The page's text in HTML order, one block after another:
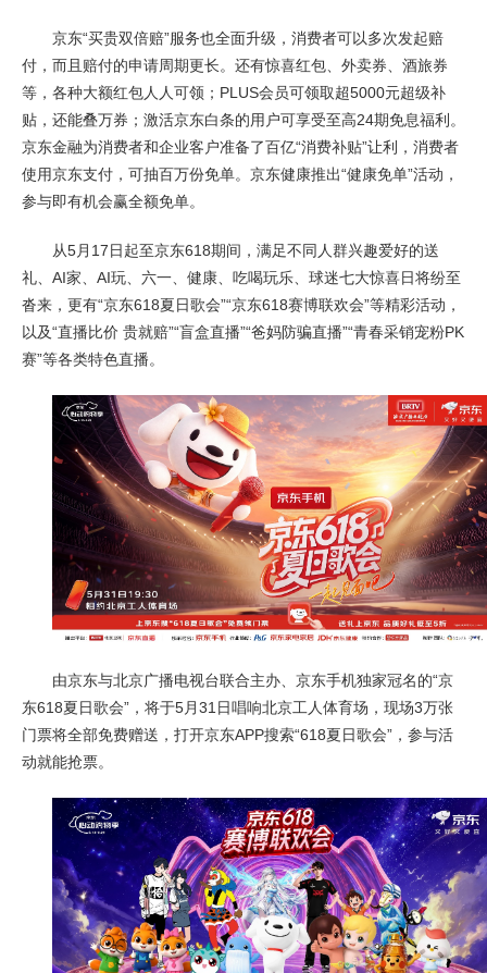
京东“买贵双倍赔”服务也全面升级，消费者可以多次发起赔
付，而且赔付的申请周期更长。还有惊喜红包、外卖券、酒旅券
等，各种大额红包人人可领；PLUS会员可领取超5000元超级补
贴，还能叠万券；激活京东白条的用户可享受至高24期免息福利。
京东金融为消费者和企业客户准备了百亿“消费补贴”让利，消费者
使用京东支付，可抽百万份免单。京东健康推出“健康免单”活动，
参与即有机会赢全额免单。
从5月17日起至京东618期间，满足不同人群兴趣爱好的送
礼、AI家、AI玩、六一、健康、吃喝玩乐、球迷七大惊喜日将纷至
沓来，更有“京东618夏日歌会”“京东618赛博联欢会”等精彩活动，
以及“直播比价 贵就赔”“盲盒直播”“爸妈防骗直播”“青春采销宠粉PK
赛”等各类特色直播。
由京东与北京广播电视台联合主办、京东手机独家冠名的“京
东618夏日歌会”，将于5月31日唱响北京工人体育场，现场3万张
门票将全部免费赠送，打开京东APP搜索“618夏日歌会”，参与活
动就能抢票。